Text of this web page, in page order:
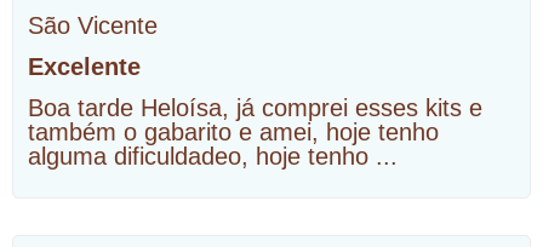
São Vicente
Excelente
Boa tarde Heloísa, já comprei esses kits e
também o gabarito e amei, hoje tenho
alguma dificuldadeo, hoje tenho ...